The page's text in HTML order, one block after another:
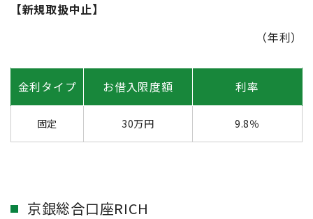
【新規取扱中止】
（年利）
金利タイプ お借入限度額 利率
固定 30万円 9.8％
京銀総合口座RICH